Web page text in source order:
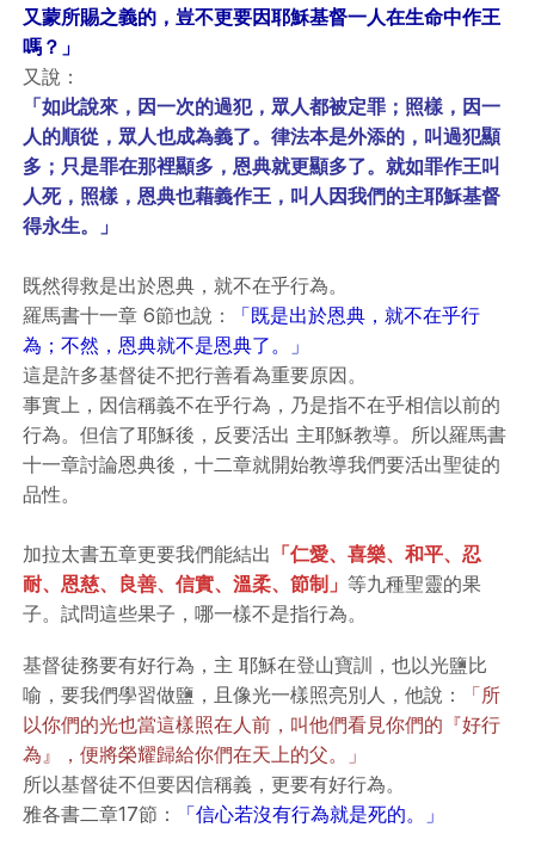
又蒙所賜之義的，豈不更要因耶穌基督一人在生命中作王
嗎？」
又說：
「如此說來，因一次的過犯，眾人都被定罪；照樣，因一
人的順從，眾人也成為義了。律法本是外添的，叫過犯顯
多；只是罪在那裡顯多，恩典就更顯多了。就如罪作王叫
人死，照樣，恩典也藉義作王，叫人因我們的主耶穌基督
得永生。」
既然得救是出於恩典，就不在乎行為。
羅馬書十一章 6節也說：
「既是出於恩典，就不在乎行
為；不然，恩典就不是恩典了。」
這是許多基督徒不把行善看為重要原因。
事實上，因信稱義不在乎行為，乃是指不在乎相信以前的
行為。但信了耶穌後，反要活出 主耶穌教導。所以羅馬書
十一章討論恩典後，十二章就開始教導我們要活出聖徒的
品性。
加拉太書五章更要我們能結出 「仁愛、喜樂、和平、忍
耐、恩慈、良善、信實、溫柔、節制」 等九種聖靈的果
子。試問這些果子，哪一樣不是指行為。
基督徒務要有好行為，主 耶穌在登山寶訓，也以光鹽比
喻，要我們學習做鹽，且像光一樣照亮別人，他說：
「所
以你們的光也當這樣照在人前，叫他們看見你們的『好行
為』，便將榮耀歸給你們在天上的父。」
所以基督徒不但要因信稱義，更要有好行為。
雅各書二章17節：
「信心若沒有行為就是死的。」